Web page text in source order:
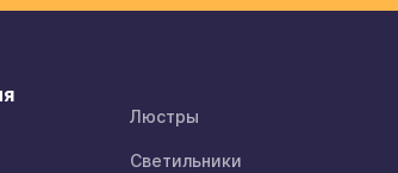
Люстры
Светильники